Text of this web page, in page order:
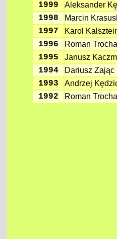
1999 Aleksander
1998 Marcin
1997 Karol
1996 Roman
1995 Janusz
1994 Dariusz Zając
1993 Andrzej
1992 Roman